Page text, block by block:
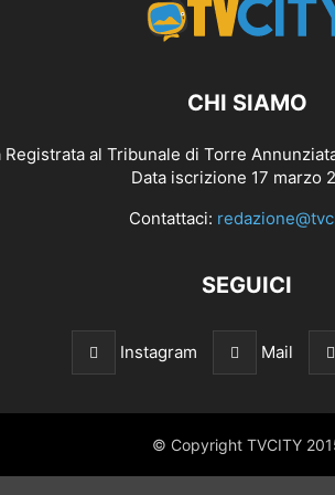
CHI SIAMO
Registrata al Tribunale di Torre
Data iscrizione 17 marzo
Contattaci:
SEGUICI
Instagram Mail
© Copyright TVCITY